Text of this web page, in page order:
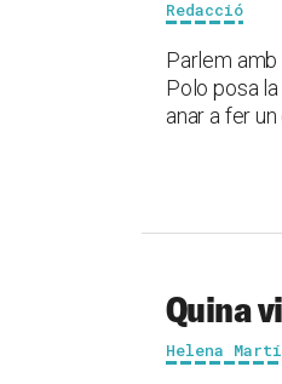
Redacció
Parlem amb
Polo posa
anar a fer
Quina
Helena